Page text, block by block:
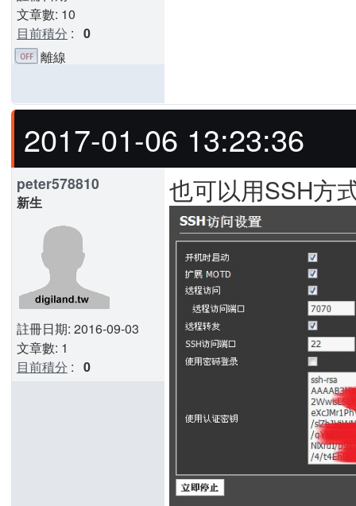
文章數: 10
目前積分 : 0
離線
2017-01-06 13:23:36
peter578810
新生
註冊日期: 2016-09-03
文章數: 1
目前積分 : 0
也可以用SSH方